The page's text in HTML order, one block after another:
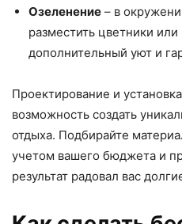
Озеленение – в
разместить цветники или
дополнительный уют и
Проектирование и
возможность создать
отдыха. Подбирайте
учетом вашего бюджета и
результат радовал вас